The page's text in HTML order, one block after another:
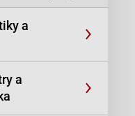
a
a